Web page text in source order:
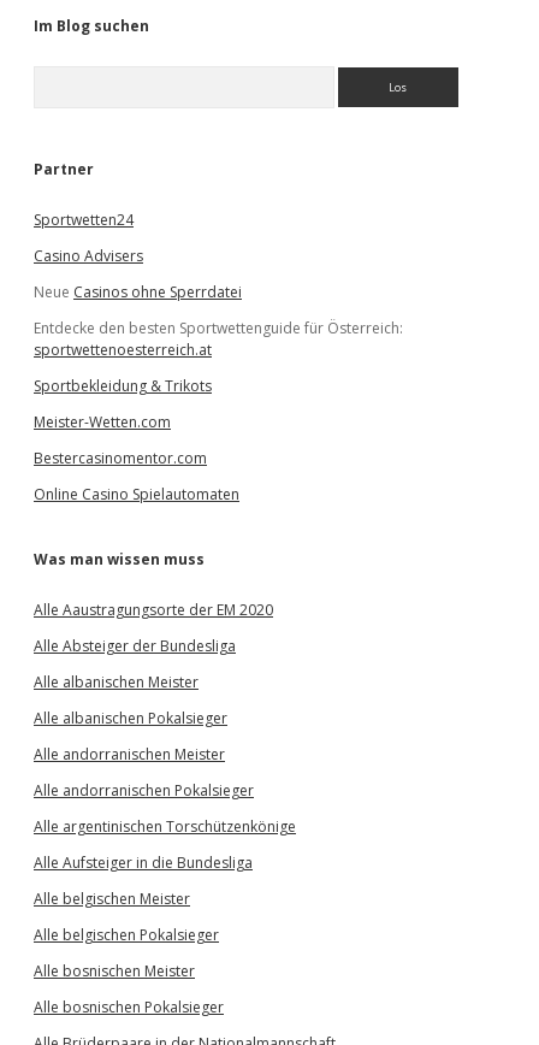
Im Blog suchen
e
Partner
Sportwetten24
Casino Advisers
Neue Casinos ohne Sperrdatei
Entdecke den besten Sportwettenguide für Österreich:
sportwettenoesterreich.at
Sportbekleidung & Trikots
Meister-Wetten.com
Bestercasinomentor.com
Online Casino Spielautomaten
Was man wissen muss
Alle Aaustragungsorte der EM 2020
Alle Absteiger der Bundesliga
Alle albanischen Meister
Alle albanischen Pokalsieger
Alle andorranischen Meister
Alle andorranischen Pokalsieger
Alle argentinischen Torschützenkönige
Alle Aufsteiger in die Bundesliga
Alle belgischen Meister
Alle belgischen Pokalsieger
Alle bosnischen Meister
Alle bosnischen Pokalsieger